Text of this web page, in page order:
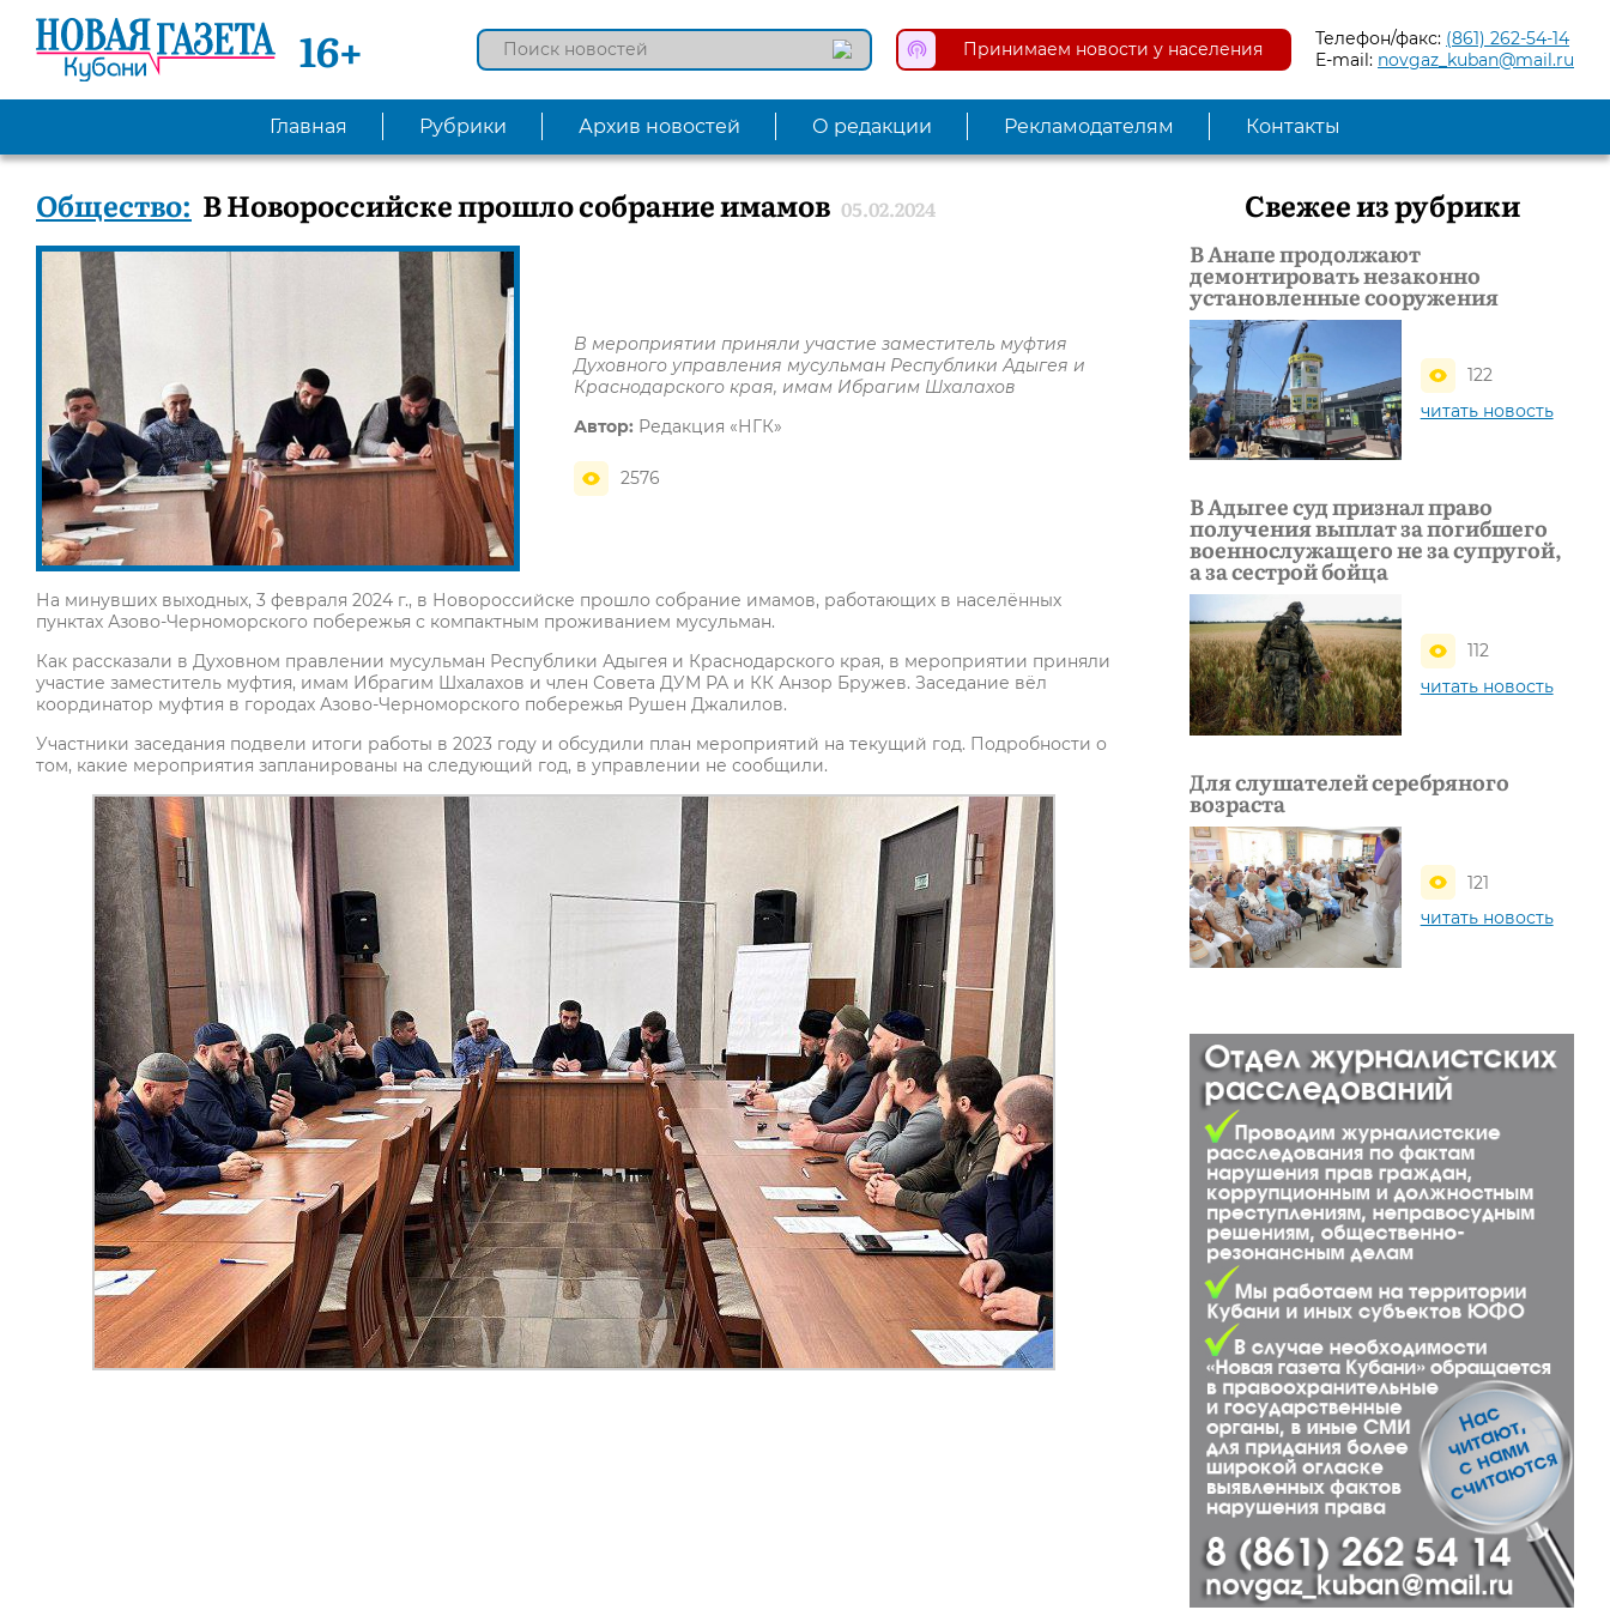
16+ Принимаем новости у населения Телефон/факс: (861) 262-54-14
E-mail: novgaz_kuban@mail.ru
Главная Рубрики Архив новостей О редакции Рекламодателям Контакты
Общество: В Новороссийске прошло собрание имамов 05.02.2024
В мероприятии приняли участие заместитель муфтия
Духовного управления мусульман Республики Адыгея и
Краснодарского края, имам Ибрагим Шхалахов
Автор: Редакция «НГК»
2576
На минувших выходных, 3 февраля 2024 г., в Новороссийске прошло собрание имамов, работающих в населённых
пунктах Азово-Черноморского побережья с компактным проживанием мусульман.
Как рассказали в Духовном правлении мусульман Республики Адыгея и Краснодарского края, в мероприятии приняли
участие заместитель муфтия, имам Ибрагим Шхалахов и член Совета ДУМ РА и КК Анзор Бружев. Заседание вёл
координатор муфтия в городах Азово-Черноморского побережья Рушен Джалилов.
Участники заседания подвели итоги работы в 2023 году и обсудили план мероприятий на текущий год. Подробности о
том, какие мероприятия запланированы на следующий год, в управлении не сообщили.
Свежее из рубрики
В Анапе продолжают
демонтировать незаконно
установленные сооружения
122
читать новость
В Адыгее суд признал право
получения выплат за погибшего
военнослужащего не за супругой,
а за сестрой бойца
112
читать новость
Для слушателей серебряного
возраста
121
читать новость